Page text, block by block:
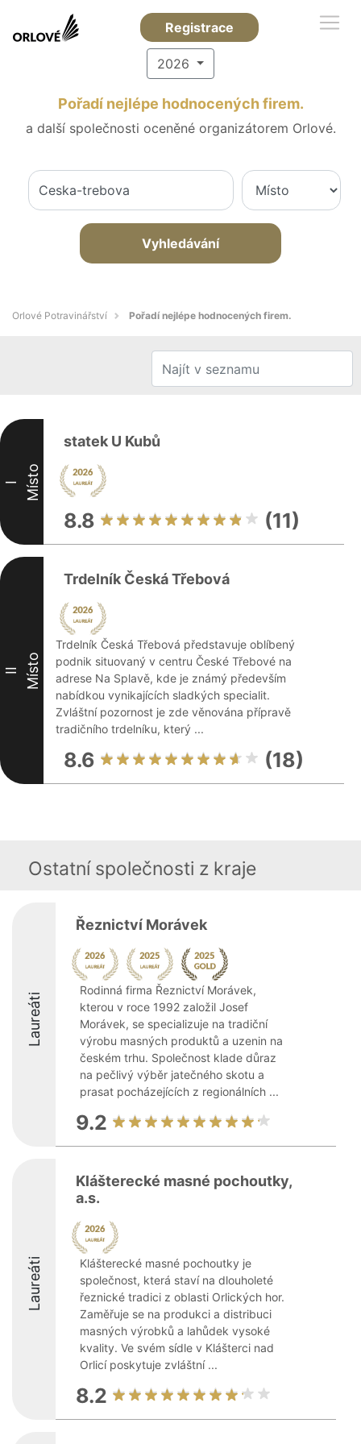
Registrace
2026
Pořadí nejlépe hodnocených firem.
a další společnosti oceněné organizátorem Orlové.
Vyhledávání
Orlové Potravinářství Pořadí nejlépe hodnocených firem.
I Místo
statek U Kubů
8.8 (11)
II Místo
Trdelník Česká Třebová
Trdelník Česká Třebová představuje oblíbený
podnik situovaný v centru České Třebové na
adrese Na Splavě, kde je známý především
nabídkou vynikajících sladkých specialit.
Zvláštní pozornost je zde věnována přípravě
tradičního trdelníku, který ...
8.6 (18)
Ostatní společnosti z kraje
Laureáti
Řeznictví Morávek
Rodinná firma Řeznictví Morávek,
kterou v roce 1992 založil Josef
Morávek, se specializuje na tradiční
výrobu masných produktů a uzenin na
českém trhu. Společnost klade důraz
na pečlivý výběr jatečného skotu a
prasat pocházejících z regionálních ...
9.2
Laureáti
Klášterecké masné pochoutky,
a.s.
Klášterecké masné pochoutky je
společnost, která staví na dlouholeté
řeznické tradici z oblasti Orlických hor.
Zaměřuje se na produkci a distribuci
masných výrobků a lahůdek vysoké
kvality. Ve svém sídle v Klášterci nad
Orlicí poskytuje zvláštní ...
8.2